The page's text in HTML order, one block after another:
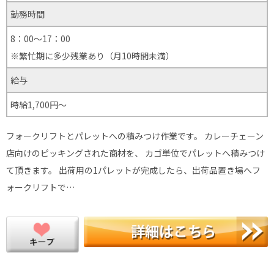
勤務時間
8：00～17：00
※繁忙期に多少残業あり（月10時間未満）
給与
時給1,700円～
フォークリフトとパレットへの積みつけ作業です。 カレーチェーン
店向けのピッキングされた商材を、 カゴ単位でパレットへ積みつけ
て頂きます。 出荷用の1パレットが完成したら、出荷品置き場へフ
ォークリフトで…